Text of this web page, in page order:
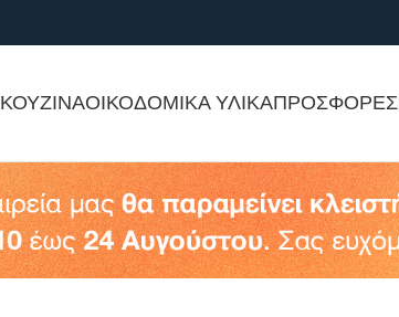
ΚΟΥΖΙΝΑΟΙΚΟΔΟΜΙΚΑ ΥΛΙΚΑΠΡΟΣΦΟΡΕΣ